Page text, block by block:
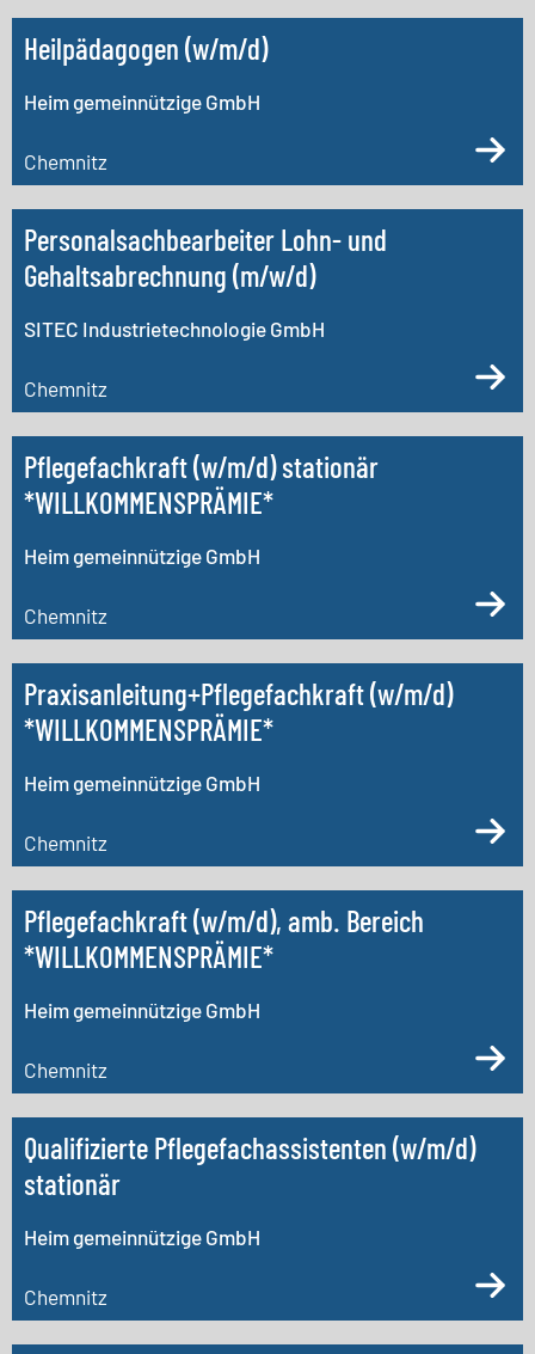
Heilpädagogen (w/m/d)
Heim gemeinnützige GmbH
Chemnitz
Personalsachbearbeiter Lohn- und
Gehaltsabrechnung (m/w/d)
SITEC Industrietechnologie GmbH
Chemnitz
Pflegefachkraft (w/m/d) stationär
*WILLKOMMENSPRÄMIE*
Heim gemeinnützige GmbH
Chemnitz
Praxisanleitung+Pflegefachkraft (w/m/d)
*WILLKOMMENSPRÄMIE*
Heim gemeinnützige GmbH
Chemnitz
Pflegefachkraft (w/m/d), amb. Bereich
*WILLKOMMENSPRÄMIE*
Heim gemeinnützige GmbH
Chemnitz
Qualifizierte Pflegefachassistenten (w/m/d)
stationär
Heim gemeinnützige GmbH
Chemnitz